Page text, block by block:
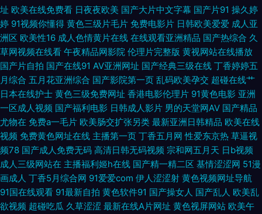
色色影院 亚洲色情小说网 97超碰人人搞 91精品天堂 欧美自慰一区 91视频国
avtt五月香 无码熟妇人妻AV 五月天婷婷色情图 一本道丁香影院 欧州午夜影
院 人人操人人干网 国产欧美日韩91 久久视频性交 国产高潮免费 亚洲情色国
豆花 日韩色黄 国内精品一二 无码导航 福利91高清 日韩熟女资源网站 大香蕉
伊综 91se在线观看 91大神影音 婷婷五月激情网 18禁老司机福利 香蕉午夜视
频 日本不卡线 精品在线大香蕉 天堂在线97 91系列在线播放 国产日逼视频
欧美综合性爱网 偷拍97网 日韩午夜福利av 欧美在线A∨ 人妖谢精视频 极品
址 欧美在线免费看 日夜夜欧美 国产大片中文字幕 国产片91 操久婷
婷 91视频你懂得 黄色三级片毛片 免费电影片 日韩欧美爱爱 成人亚
洲区 欧美性16 成人色情黄片在线 在线观看亚洲精品 国产热综合 久
草网视频在线看 午夜精品网影院 伦理片完整版 黄视网站在线播放
国产片自拍 国产在线91 AV亚洲网址 国产经典三级在线 丁香婷婷五
月综合 五月花亚洲综合 国产影院第一页 乱码欧美孕交 超碰在线艹
日本在线护士 黄色三级免费网址 香港电影伦理片 91黄色电影 亚洲
一区成人视频 国产福利电影 日韩成人影片 男的天堂网AV 国产精品
尤物在 免费a一毛片 欧美肠交扩张另类 最新亚洲日韩精品 欧美在线
视频 免费黄色网址在线 主播第一页 丁香五月网 性爱东京热 草逼视
频78 国产成人免费无码 高清日韩无码视频 宗和网五月天 日b视频
成人三级网站在 主播福利姬h在线 国产精一精二区 基情涩涩网 51漫
画成人 丁香5月综合网 91爱爱com 伊人涩涩射 黄色视频网址导航
91国在线观看 91最新自拍 黄色软件91 国产操女人 国产乱人 欧美乱
欲视频 超碰吃瓜 久草涩涩 最新在线A片网址 黄色视屏网站 欧美午